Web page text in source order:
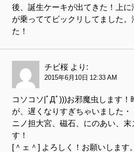
後、誕生ケーキが出てきた！上
が乗っててビックリしてました
た！
チビ桜 より:
2015年6月10日 12:33 AM
コソコソ|ﾟДﾟ)))お邪魔虫します！
が、遅くなりすぎちゃいました・
ニノ担大宮、磁石、にのあい、
す！
[＾ェ＾] よろしく！お願いします。